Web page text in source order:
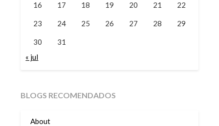
16 17 18 19 20 21 22
23 24 25 26 27 28 29
30
31
« jul
BLOGS RECOMENDADOS
About